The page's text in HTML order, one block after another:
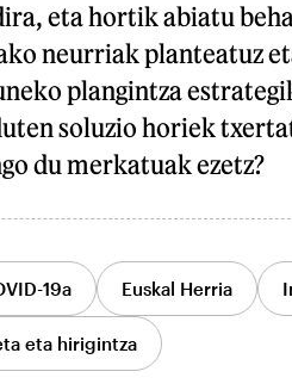
eta hortik abiatu
neurriak planteatuz
plangintza
soluzio horiek
du merkatuak ezetz?
19a Euskal Herria
eta hirigintza